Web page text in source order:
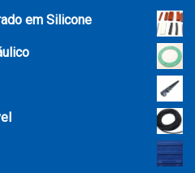
em Silicone